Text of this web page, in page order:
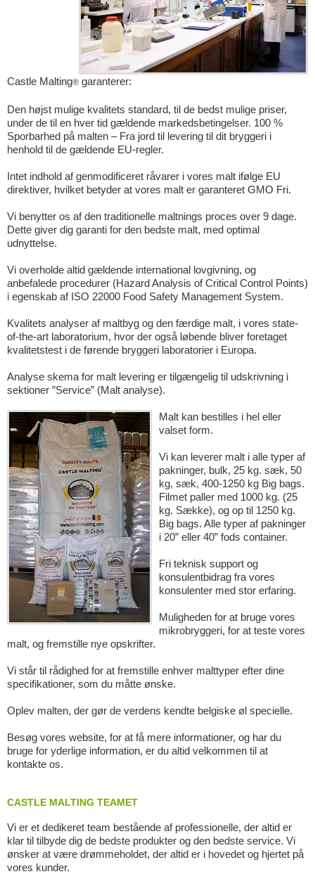
Castle Malting® garanterer:
Den højst mulige kvalitets standard, til de bedst mulige priser,
under de til en hver tid gældende markedsbetingelser. 100 %
Sporbarhed på malten – Fra jord til levering til dit bryggeri i
henhold til de gældende EU-regler.
Intet indhold af genmodificeret råvarer i vores malt ifølge EU
direktiver, hvilket betyder at vores malt er garanteret GMO Fri.
Vi benytter os af den traditionelle maltnings proces over 9 dage.
Dette giver dig garanti for den bedste malt, med optimal
udnyttelse.
Vi overholde altid gældende international lovgivning, og
anbefalede procedurer (Hazard Analysis of Critical Control Points)
i egenskab af ISO 22000 Food Safety Management System.
Kvalitets analyser af maltbyg og den færdige malt, i vores state-
of-the-art laboratorium, hvor der også løbende bliver foretaget
kvalitetstest i de førende bryggeri laboratorier i Europa.
Analyse skema for malt levering er tilgængelig til udskrivning i
sektioner ”Service” (Malt analyse).
Malt kan bestilles i hel eller
valset form.
Vi kan leverer malt i alle typer af
pakninger, bulk, 25 kg. sæk, 50
kg, sæk, 400-1250 kg Big bags.
Filmet paller med 1000 kg. (25
kg. Sække), og op til 1250 kg.
Big bags. Alle typer af pakninger
i 20” eller 40” fods container.
Fri teknisk support og
konsulentbidrag fra vores
konsulenter med stor erfaring.
Muligheden for at bruge vores
mikrobryggeri, for at teste vores
malt, og fremstille nye opskrifter.
Vi står til rådighed for at fremstille enhver malttyper efter dine
specifikationer, som du måtte ønske.
Oplev malten, der gør de verdens kendte belgiske øl specielle.
Besøg vores website, for at få mere informationer, og har du
bruge for yderlige information, er du altid velkommen til at
kontakte os.
CASTLE MALTING TEAMET
Vi er et dedikeret team bestående af professionelle, der altid er
klar til tilbyde dig de bedste produkter og den bedste service. Vi
ønsker at være drømmeholdet, der altid er i hovedet og hjertet på
vores kunder.